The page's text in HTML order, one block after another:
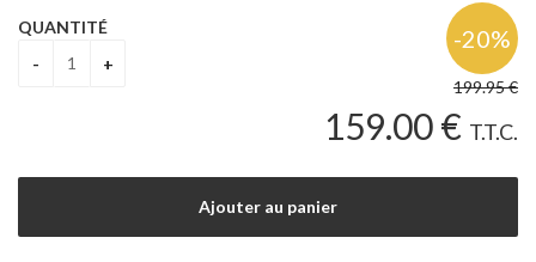
199.95€
159.00€ T.T.C.
QUANTITÉ